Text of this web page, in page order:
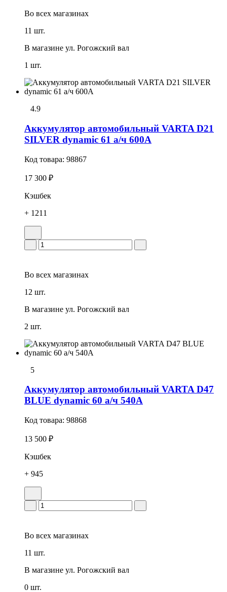
Во всех магазинах
11 шт.
В магазине ул. Рогожский вал
1 шт.
4.9
Аккумулятор автомобильный VARTA D21
SILVER dynamic 61 а/ч 600А
Код товара: 98867
17 300 ₽
Кэшбек
+ 1211
Во всех магазинах
12 шт.
В магазине ул. Рогожский вал
2 шт.
5
Аккумулятор автомобильный VARTA D47
BLUE dynamic 60 а/ч 540А
Код товара: 98868
13 500 ₽
Кэшбек
+ 945
Во всех магазинах
11 шт.
В магазине ул. Рогожский вал
0 шт.